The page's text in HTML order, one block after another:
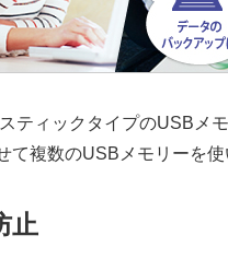
ティックタイプのUSBメ
て複数のUSBメモリーを
止